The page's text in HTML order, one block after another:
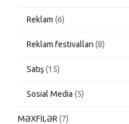
Reklam (6)
Reklam festivalları (8)
Satış(15)
Sosial Media (5)
MƏXFİLƏR (7)